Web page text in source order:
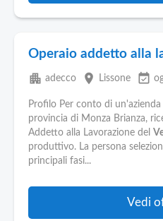
Operaio addetto alla
apartment adecco place Lissone event_available
Profilo Per conto di un'azienda
provincia di Monza Brianza,
Addetto alla Lavorazione del
produttivo. La persona
principali fasi...
Vedi